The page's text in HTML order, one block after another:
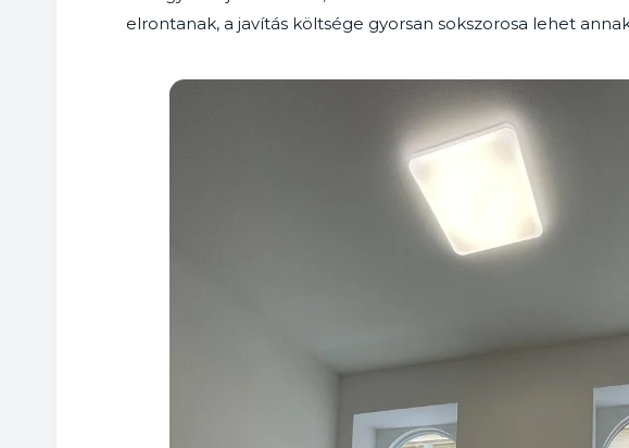
elrontanak, a javítás költsége gyorsan sokszorosa lehet